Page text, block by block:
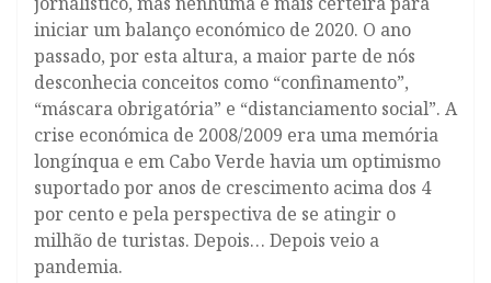
iniciar um balanço económico de 2020. O ano
passado, por esta altura, a maior parte de nós
desconhecia conceitos como “confinamento”,
“máscara obrigatória” e “distanciamento social”. A
crise económica de 2008/2009 era uma memória
longínqua e em Cabo Verde havia um optimismo
suportado por anos de crescimento acima dos 4
por cento e pela perspectiva de se atingir o
milhão de turistas. Depois… Depois veio a
pandemia.